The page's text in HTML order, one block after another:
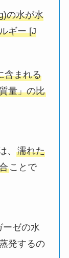
の水が水
ギー [J
含まれる
量」の比
、濡れた
ことで
ーゼの水
発するの